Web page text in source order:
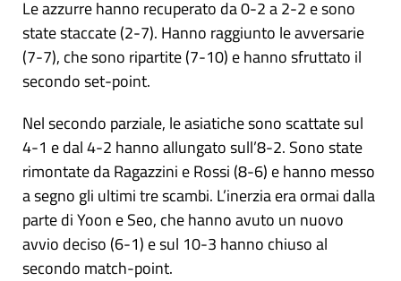
Le azzurre hanno recuperato da 0-2 a 2-2 e sono
state staccate (2-7). Hanno raggiunto le avversarie
(7-7), che sono ripartite (7-10) e hanno sfruttato il
secondo set-point.
Nel secondo parziale, le asiatiche sono scattate sul
4-1 e dal 4-2 hanno allungato sull’8-2. Sono state
rimontate da Ragazzini e Rossi (8-6) e hanno messo
a segno gli ultimi tre scambi. L’inerzia era ormai dalla
parte di Yoon e Seo, che hanno avuto un nuovo
avvio deciso (6-1) e sul 10-3 hanno chiuso al
secondo match-point.